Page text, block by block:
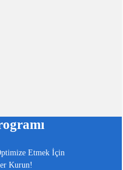
Etmek İçin
Kurun!